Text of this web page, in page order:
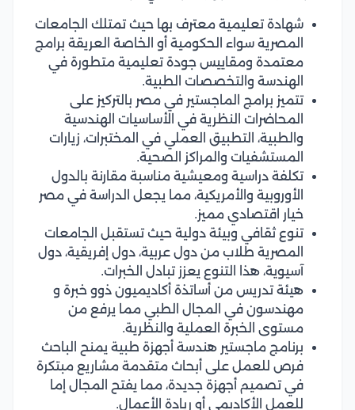
شهادة تعليمية معترف بها حيث تمتلك الجامعات
المصرية سواء الحكومية أو الخاصة العريقة برامج
معتمدة ومقاييس جودة تعليمية متطورة في
الهندسة والتخصصات الطبية.
تتميز برامج الماجستير في مصر بالتركيز على
المحاضرات النظرية في الأساسيات الهندسية
والطبية، التطبيق العملي في المختبرات، زيارات
المستشفيات والمراكز الصحية.
تكلفة دراسية ومعيشية مناسبة مقارنة بالدول
الأوروبية والأمريكية، مما يجعل الدراسة في مصر
خيار اقتصادي مميز.
تنوع ثقافي وبيئة دولية حيث تستقبل الجامعات
المصرية طلاب من دول عربية، دول إفريقية، دول
آسيوية، هذا التنوع يعزز تبادل الخبرات.
هيئة تدريس من أساتذة أكاديميون ذوو خبرة و
مهندسون في المجال الطبي مما يرفع من
مستوى الخبرة العملية والنظرية.
برنامج ماجستير هندسة أجهزة طبية يمنح الباحث
فرص للعمل على أبحاث متقدمة مشاريع مبتكرة
في تصميم أجهزة جديدة، مما يفتح المجال إما
للعمل الأكاديمي أو ريادة الأعمال.